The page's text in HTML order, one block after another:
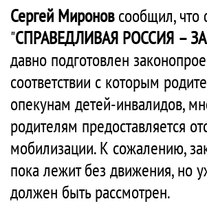
Сергей Мироновсообщил, что
"СПРАВЕДЛИВАЯ РОССИЯ –
давно подготовлен
соответствии с которым
опекунам детей-инвалидов,
родителям предоставляется
мобилизации. К сожалению,
пока лежит без движения, но
должен быть рассмотрен.